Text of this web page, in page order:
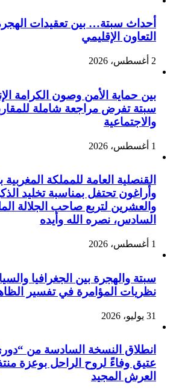
أحداث سبتة… بين تعقيدات
التعاون الإقليمي
2 أغسطس، 2026
بين حماية الأمن وصون الكرامة
سبتة تفرض مراجعة شاملة
والاجتماعية
1 أغسطس، 2026
القنصلية العامة للمملكة المغربية
وأراغون تحتفل بمناسبة تخليد
والعشرين لتربع صاحب الجلالة
السادس، نصره الله وأيده
1 أغسطس، 2026
سبتة والهجرة بين الجغرافيا
نظريات المؤامرة في تفسير
31 يوليو، 2026
انطلاق النسخة السادسة من
عتيق وفاءً لروح الراحل بوعزة
العرش المجيد